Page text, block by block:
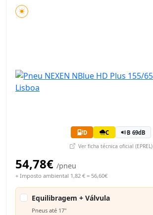
D C B 69dB
Ver ficha técnica oficial (EPREL)
54,78€ /pneu
+ Imposto ambiental 1,82 € = 56,60€
Equilibragem + Válvula
Pneus até 17"